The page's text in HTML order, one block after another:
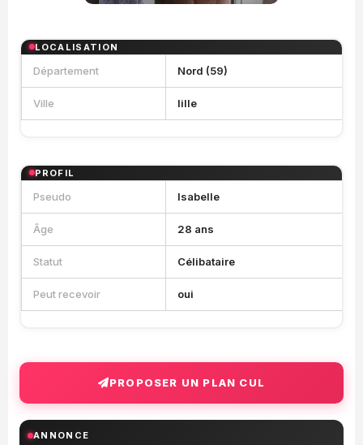
LOCALISATION
Département Nord (59)
Ville lille
PROFIL
Pseudo Isabelle
Âge 28 ans
Statut Célibataire
Peut recevoir oui
PROPOSER UN PLAN CUL
ANNONCE